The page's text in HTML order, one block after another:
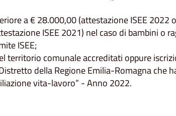
a € 28.000,00 (attestazione ISEE 2022
ISEE 2021) nel caso di bambini o
ISEE;
territorio comunale accreditati oppure
della Regione Emilia-Romagna che
vita-lavoro” - Anno 2022.